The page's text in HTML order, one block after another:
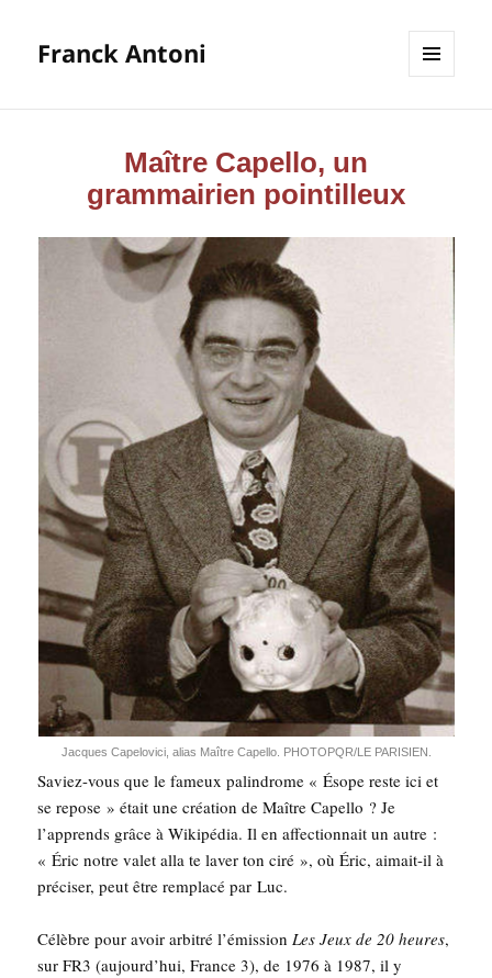
Franck Antoni
ET
Maître Capello, un
grammairien pointilleux
Jacques Cape­lo­vi­ci, alias Maître Capel­lo. PHOTOPQR/LE PARISIEN.
Saviez-vous que le fameux palin­drome « Ésope reste ici et
se repose » était une créa­tion de Maître Capel­lo ? Je
l’apprends grâce à Wiki­pé­dia. Il en affec­tion­nait un autre :
« Éric notre valet alla te laver ton ciré », où Éric, aimait-il à
pré­ci­ser, peut être rem­pla­cé par Luc.
Célèbre pour avoir arbi­tré l’émission Les Jeux de 20 heures,
sur FR3 (aujourd’hui, France 3), de 1976 à 1987, il y